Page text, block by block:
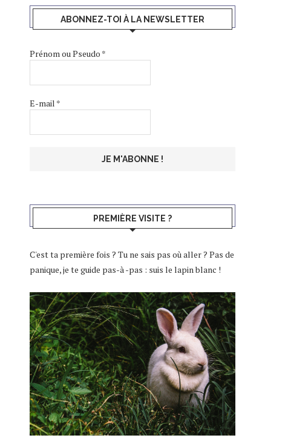
ABONNEZ-TOI À LA NEWSLETTER
Prénom ou Pseudo *
E-mail *
PREMIÈRE VISITE ?
C'est ta première fois ? Tu ne sais pas où aller ? Pas de
panique, je te guide pas-à -pas : suis le lapin blanc !